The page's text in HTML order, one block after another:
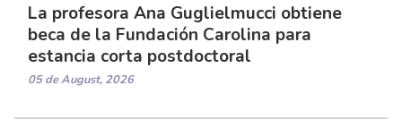
La profesora Ana Guglielmucci obtiene
beca de la Fundación Carolina para
estancia corta postdoctoral
05 de August, 2026